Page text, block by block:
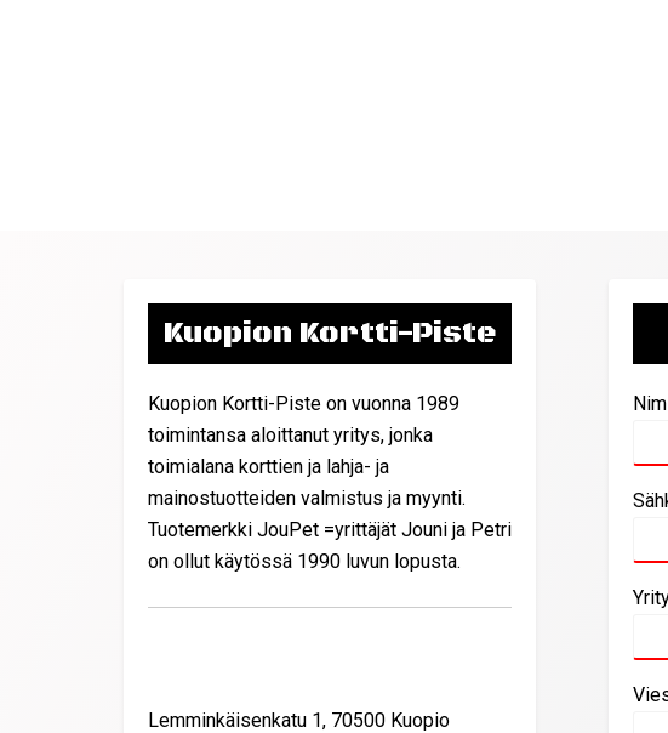
Kuopion Kortti-Piste
Kuopion Kortti-Piste on vuonna 1989
toimintansa aloittanut yritys, jonka
toimialana korttien ja lahja- ja
mainostuotteiden valmistus ja myynti.
Tuotemerkki JouPet =yrittäjät Jouni ja Petri
on ollut käytössä 1990 luvun lopusta.
Lemminkäisenkatu 1, 70500 Kuopio